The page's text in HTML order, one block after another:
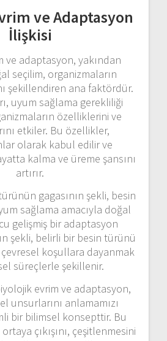
ve Adaptasyon
İlişkisi
ve adaptasyon, yakından
seçilim, organizmaların
şekillendiren ana faktördür.
uyum sağlama gerekliliği
özelliklerini ve
etkiler. Bu özellikler,
olarak kabul edilir ve
kalma ve üreme şansını
artırır.
gagasının şekli, besin
sağlama amacıyla doğal
gelişmiş bir adaptasyon
şekli, belirli bir besin türünü
koşullara dayanmak
süreçlerle şekillenir.
evrim ve adaptasyon,
unsurlarını anlamamızı
bir bilimsel konsepttir. Bu
çıkışını, çeşitlenmesini